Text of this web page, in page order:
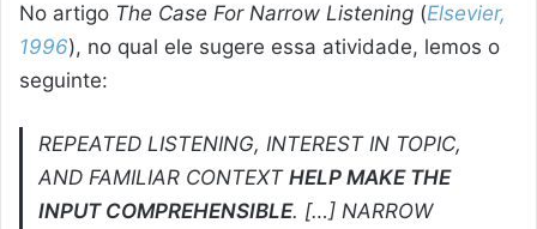
No artigo The Case For Narrow Listening (Elsevier,
1996), no qual ele sugere essa atividade, lemos o
seguinte:
REPEATED LISTENING, INTEREST IN TOPIC,
AND FAMILIAR CONTEXTHELP MAKE THE
INPUT COMPREHENSIBLE. […] NARROW